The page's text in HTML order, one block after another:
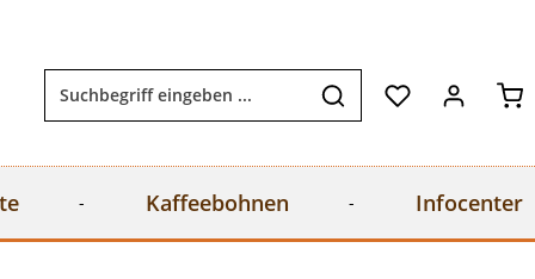
Kaffeebohnen Infocenter